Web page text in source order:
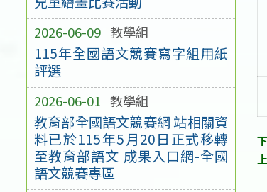
2026-06-09 教學組
115年全國語文競賽寫字組用紙
評選
2026-06-01 教學組
教育部全國語文競賽網 站相關資
料已於115年5月20日正式移轉
至教育部語文 成果入口網-全國
語文競賽專區